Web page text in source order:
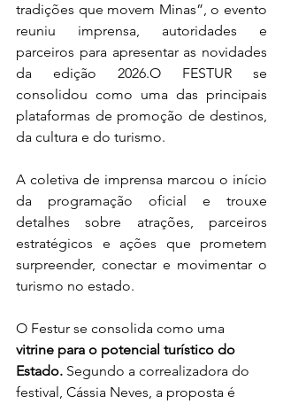
tradições que movem Minas”, o evento
reuniu imprensa, autoridades e
parceiros para apresentar as novidades
da edição 2026.O FESTUR se
consolidou como uma das principais
plataformas de promoção de destinos,
da cultura e do turismo.
A coletiva de imprensa marcou o início
da programação oficial e trouxe
detalhes sobre atrações, parceiros
estratégicos e ações que prometem
surpreender, conectar e movimentar o
turismo no estado.
O Festur se consolida como uma
vitrine para o potencial turístico do
Estado. Segundo a correalizadora do
festival, Cássia Neves, a proposta é